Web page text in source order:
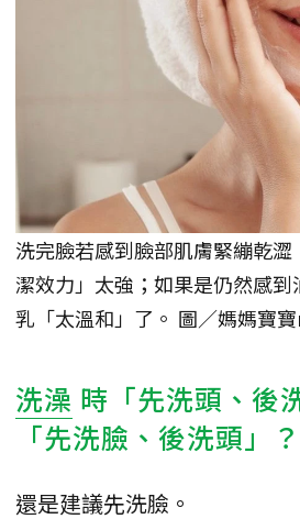
洗完臉若感到臉部肌膚緊繃乾
潔效力」太強；如果是仍然感
乳「太溫和」了。 圖／媽媽寶
洗澡 時「先洗頭、後
「先洗臉、後洗頭」？
還是建議先洗臉。